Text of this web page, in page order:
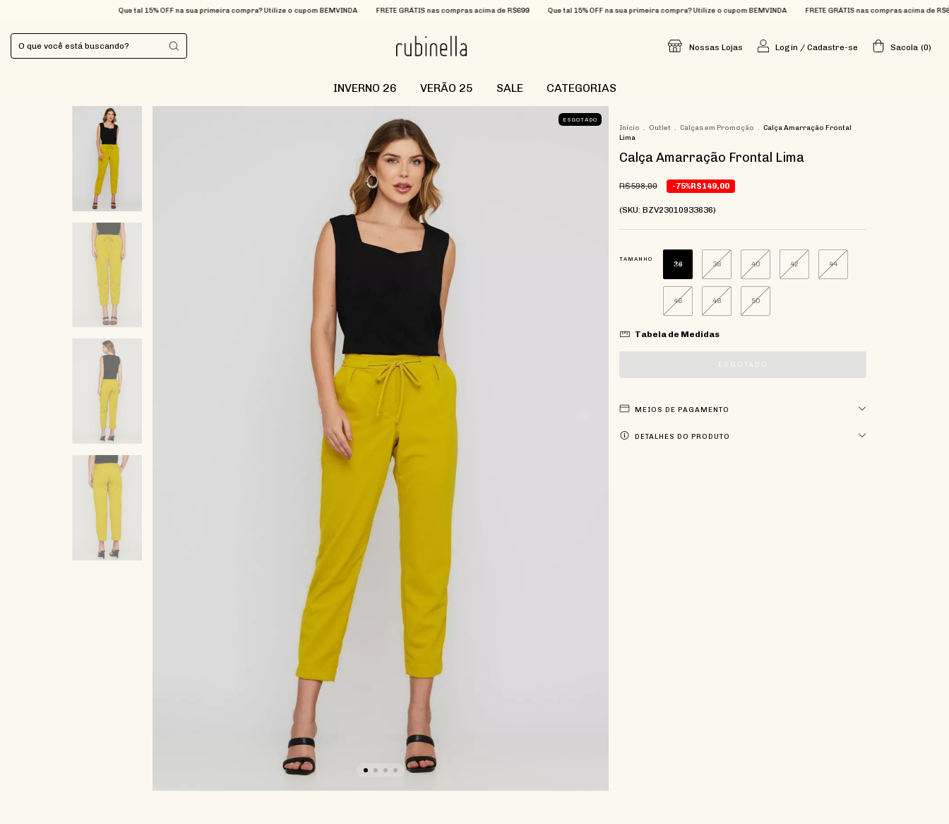
Que tal 15% OFF na sua primeira compra? Utilize o cupom BEMVINDA FRETE GRÁTIS nas compras acima de R$699 Que tal 15% OFF na sua primeira compra? Utilize o cupom BEMVINDA FRETE GRÁTIS nas compras acima de R$699 Que
Nossas Lojas Login / Cadastre-se Sacola (0)
INVERNO 26 VERÃO 25 SALE CATEGORIAS
ESGOTADO
Início . Outlet . Calças em Promoção . Calça Amarração Frontal
Lima
Calça Amarração Frontal Lima
R$598,00 -75%R$149,00
(SKU: BZV23010933636)
TAMANHO
36 38 40 42 44
46 48 50
Tabela de Medidas
MEIOS DE PAGAMENTO
DETALHES DO PRODUTO